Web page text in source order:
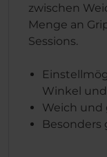
zwischen
Menge an
Sessions.
Winkel
Weich und
Besonders